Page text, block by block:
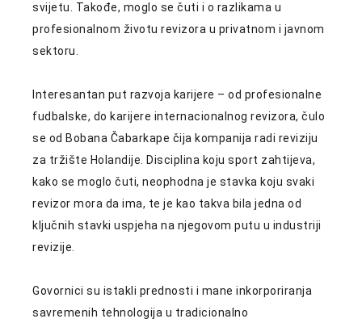
svijetu. Takođe, moglo se čuti i o razlikama u
profesionalnom životu revizora u privatnom i javnom
sektoru.
Interesantan put razvoja karijere – od profesionalne
fudbalske, do karijere internacionalnog revizora, čulo
se od Bobana Čabarkape čija kompanija radi reviziju
za tržište Holandije. Disciplina koju sport zahtijeva,
kako se moglo čuti, neophodna je stavka koju svaki
revizor mora da ima, te je kao takva bila jedna od
ključnih stavki uspjeha na njegovom putu u industriji
revizije.
Govornici su istakli prednosti i mane inkorporiranja
savremenih tehnologija u tradicionalno